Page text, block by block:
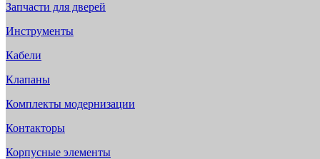
Запчасти для дверей
Инструменты
Кабели
Клапаны
Комплекты модернизации
Контакторы
Корпусные элементы